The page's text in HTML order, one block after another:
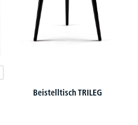
Beistelltisch TRILEG